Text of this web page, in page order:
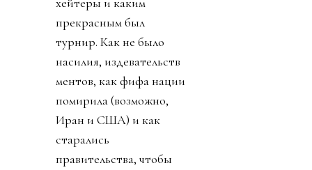
прекрасным был
турнир. Как не было
насилия, издевательств
ментов, как фифа нации
помирила (возможно,
Иран и США) и как
старались
правительства, чтобы